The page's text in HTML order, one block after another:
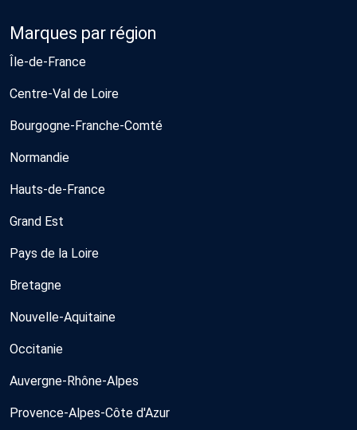
Marques par région
Île-de-France
Centre-Val de Loire
Bourgogne-Franche-Comté
Normandie
Hauts-de-France
Grand Est
Pays de la Loire
Bretagne
Nouvelle-Aquitaine
Occitanie
Auvergne-Rhône-Alpes
Provence-Alpes-Côte d'Azur